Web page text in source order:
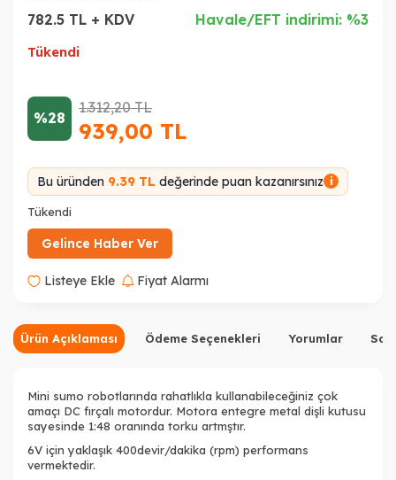
782.5 TL + KDV
Havale/EFT indirimi: %3
Tükendi
%28
1.312,20TL
939,00 TL
Bu üründen 9.39 TL değerinde puan kazanırsınız i
Tükendi
Gelince Haber Ver
Listeye Ekle Fiyat Alarmı
Ürün Açıklaması Ödeme Seçenekleri Yorumlar
Mini sumo robotlarında rahatlıkla kullanabileceğiniz çok
amaçı DC fırçalı motordur. Motora entegre metal dişli kutusu
sayesinde 1:48 oranında torku artmştır.
6V için yaklaşık 400devir/dakika (rpm) performans
vermektedir.